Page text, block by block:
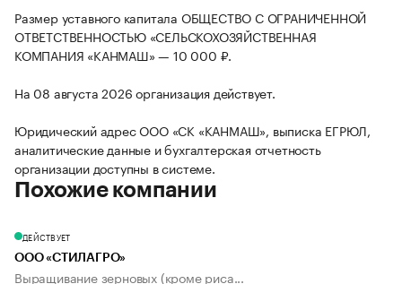
Размер уставного капитала ОБЩЕСТВО С ОГРАНИЧЕННОЙ
ОТВЕТСТВЕННОСТЬЮ «СЕЛЬСКОХОЗЯЙСТВЕННАЯ
КОМПАНИЯ «КАНМАШ» — 10 000 ₽.
На 08 августа 2026 организация действует.
Юридический адрес ООО «СК «КАНМАШ», выписка ЕГРЮЛ,
аналитические данные и бухгалтерская отчетность
организации доступны в системе.
Похожие компании
ДЕЙСТВУЕТ
ООО «СТИЛАГРО»
Выращивание зерновых (кроме риса...